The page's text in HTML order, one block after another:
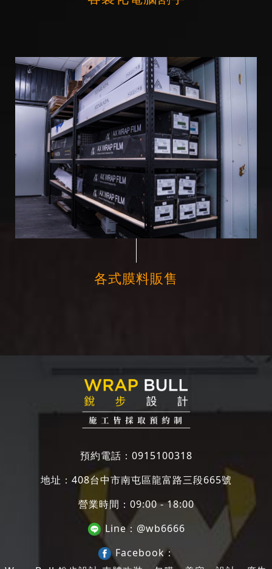
各式膜料販售
預約電話： 0915100318
地址： 408台中市南屯區龍富路三段665號
營業時間：09:00 - 18:00
Line： @wb6666
Facebook：